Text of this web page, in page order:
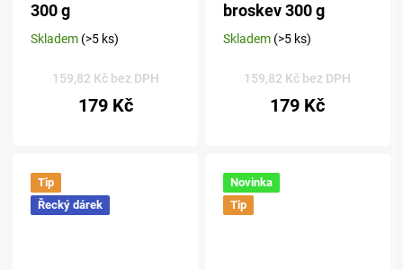
300 g
Průměrné
produktu
Skladem (>5 ks)
159,82 Kč bez DPH
179 Kč
broskev 300 g
Průměrné
produktu
Skladem (>5 ks)
159,82 Kč bez DPH
179 Kč
Tip
Řecký dárek
Novinka
Tip